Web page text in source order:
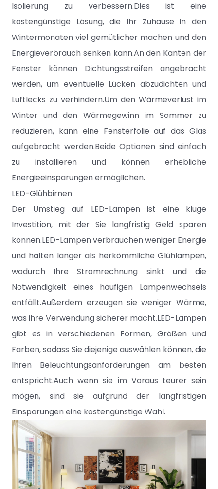
Isolierung zu verbessern.Dies ist eine
kostengünstige Lösung, die Ihr Zuhause in den
Wintermonaten viel gemütlicher machen und den
Energieverbrauch senken kann.An den Kanten der
Fenster können Dichtungsstreifen angebracht
werden, um eventuelle Lücken abzudichten und
Luftlecks zu verhindern.Um den Wärmeverlust im
Winter und den Wärmegewinn im Sommer zu
reduzieren, kann eine Fensterfolie auf das Glas
aufgebracht werden.Beide Optionen sind einfach
zu installieren und können erhebliche
Energieeinsparungen ermöglichen.
LED-Glühbirnen
Der Umstieg auf LED-Lampen ist eine kluge
Investition, mit der Sie langfristig Geld sparen
können.LED-Lampen verbrauchen weniger Energie
und halten länger als herkömmliche Glühlampen,
wodurch Ihre Stromrechnung sinkt und die
Notwendigkeit eines häufigen Lampenwechsels
entfällt.Außerdem erzeugen sie weniger Wärme,
was ihre Verwendung sicherer macht.LED-Lampen
gibt es in verschiedenen Formen, Größen und
Farben, sodass Sie diejenige auswählen können, die
Ihren Beleuchtungsanforderungen am besten
entspricht.Auch wenn sie im Voraus teurer sein
mögen, sind sie aufgrund der langfristigen
Einsparungen eine kostengünstige Wahl.